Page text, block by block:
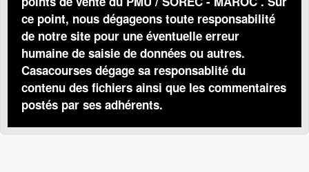
ce point, nous dégageons toute responsabilité
de notre site pour une éventuelle erreur
humaine de saisie de données ou autres.
Casacourses dégage sa responsablité du
contenu des fichiers ainsi que les commentaires
postés par ses adhérents.